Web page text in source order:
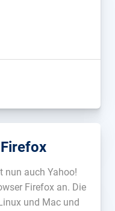
nun auch Yahoo!
Firefox an. Die
und Mac und